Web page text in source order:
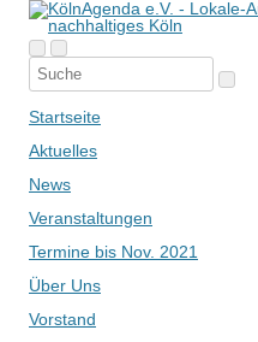
Startseite
Aktuelles
News
Veranstaltungen
Termine bis Nov. 2021
Über Uns
Vorstand